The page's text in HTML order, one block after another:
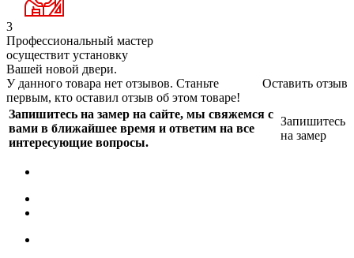
3
Профессиональный мастер
осуществит установку
Вашей новой двери.
Оставить отзыв
У данного товара нет отзывов. Станьте
первым, кто оставил отзыв об этом товаре!
Запишитесь на замер на сайте, мы свяжемся с
вами в ближайшее время и ответим на все
интересующие вопросы.
Запишитесь
на замер